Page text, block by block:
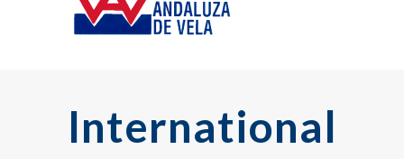
International